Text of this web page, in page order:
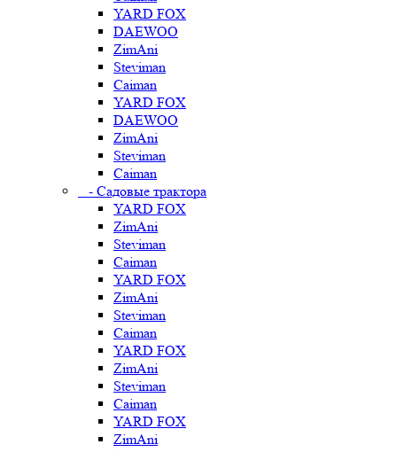
YARD FOX
DAEWOO
ZimAni
Steviman
Caiman
YARD FOX
DAEWOO
ZimAni
Steviman
Caiman
- Садовые трактора
YARD FOX
ZimAni
Steviman
Caiman
YARD FOX
ZimAni
Steviman
Caiman
YARD FOX
ZimAni
Steviman
Caiman
YARD FOX
ZimAni